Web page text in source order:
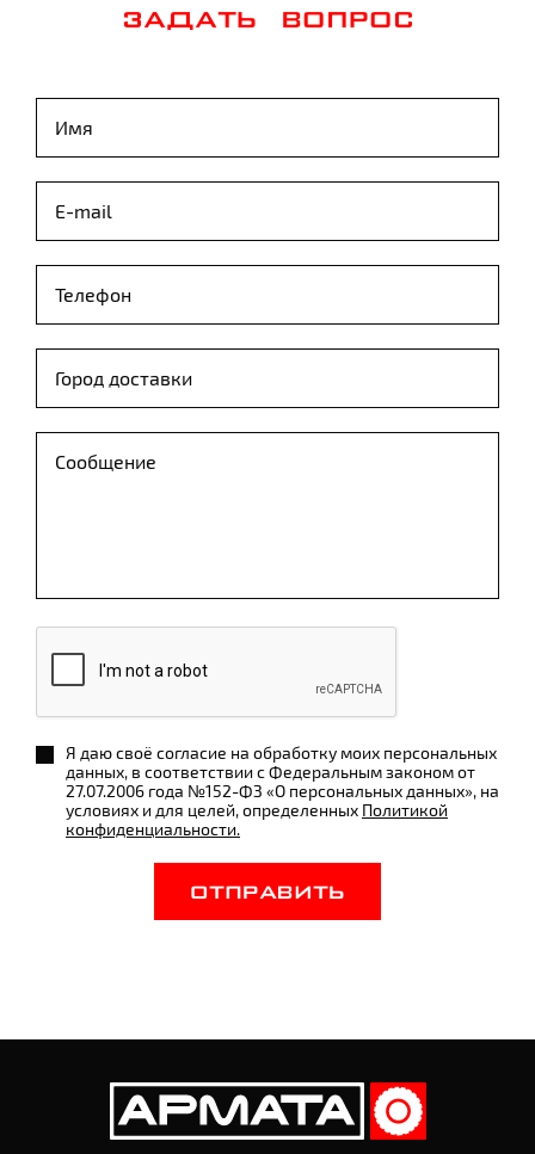
ЗАДАТЬ ВОПРОС
Я даю своё согласие на обработку моих персональных
данных, в соответствии с Федеральным законом от
27.07.2006 года №152-ФЗ «О персональных данных», на
условиях и для целей, определенных Политикой
конфиденциальности.
ОТПРАВИТЬ